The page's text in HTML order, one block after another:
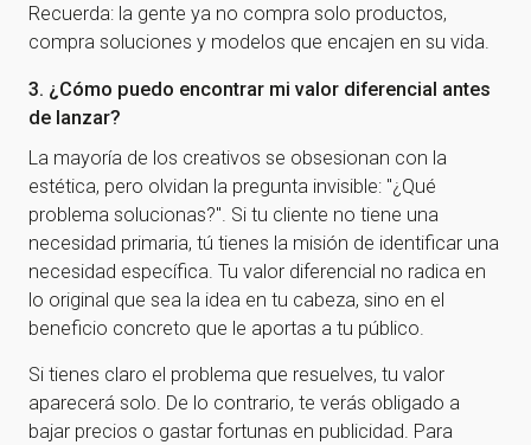
Recuerda: la gente ya no compra solo productos,
compra soluciones y modelos que encajen en su vida.
3. ¿Cómo puedo encontrar mi valor diferencial antes
de lanzar?
La mayoría de los creativos se obsesionan con la
estética, pero olvidan la pregunta invisible: "¿Qué
problema solucionas?". Si tu cliente no tiene una
necesidad primaria, tú tienes la misión de identificar una
necesidad específica. Tu valor diferencial no radica en
lo original que sea la idea en tu cabeza, sino en el
beneficio concreto que le aportas a tu público.
Si tienes claro el problema que resuelves, tu valor
aparecerá solo. De lo contrario, te verás obligado a
bajar precios o gastar fortunas en publicidad. Para